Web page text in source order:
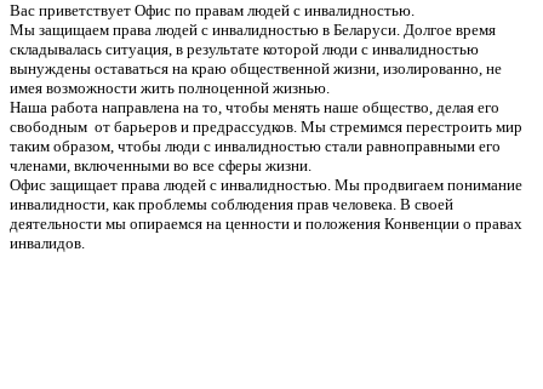
Вас приветствует Офис по правам людей с инвалидностью.
Мы защищаем права людей с инвалидностью в Беларуси. Долгое время
складывалась ситуация, в результате которой люди с инвалидностью
вынуждены оставаться на краю общественной жизни, изолированно, не
имея возможности жить полноценной жизнью.
Наша работа направлена на то, чтобы менять наше общество, делая его
свободным от барьеров и предрассудков. Мы стремимся перестроить мир
таким образом, чтобы люди с инвалидностью стали равноправными его
членами, включенными во все сферы жизни.
Офис защищает права людей с инвалидностью. Мы продвигаем понимание
инвалидности, как проблемы соблюдения прав человека. В своей
деятельности мы опираемся на ценности и положения Конвенции о правах
инвалидов.